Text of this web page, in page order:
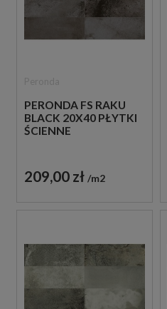
PERONDA FS RAKU
BLACK 20X40 PŁYTKI
ŚCIENNE
209,00 zł m2